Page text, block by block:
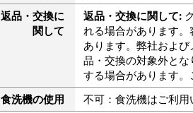
返品・交換に
関して
返品・交換に関して:
れる場合があります
あります。弊社およ
品・交換の対象外と
する場合があります。
食洗機の使用
不可：食洗機はご利用